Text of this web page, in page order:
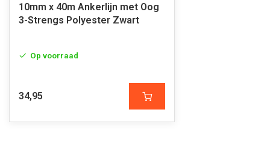
10mm x 40m Ankerlijn met Oog
3-Strengs Polyester Zwart
Op voorraad
34,95